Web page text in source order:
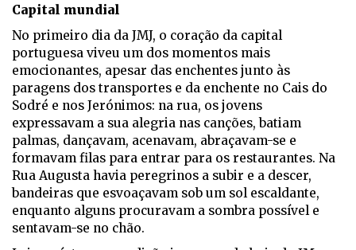
Capital mundial
No primeiro dia da JMJ, o coração da capital
portuguesa viveu um dos momentos mais
emocionantes, apesar das enchentes junto às
paragens dos transportes e da enchente no Cais do
Sodré e nos Jerónimos: na rua, os jovens
expressavam a sua alegria nas canções, batiam
palmas, dançavam, acenavam, abraçavam-se e
formavam filas para entrar para os restaurantes. Na
Rua Augusta havia peregrinos a subir e a descer,
bandeiras que esvoaçavam sob um sol escaldante,
enquanto alguns procuravam a sombra possível e
sentavam-se no chão.